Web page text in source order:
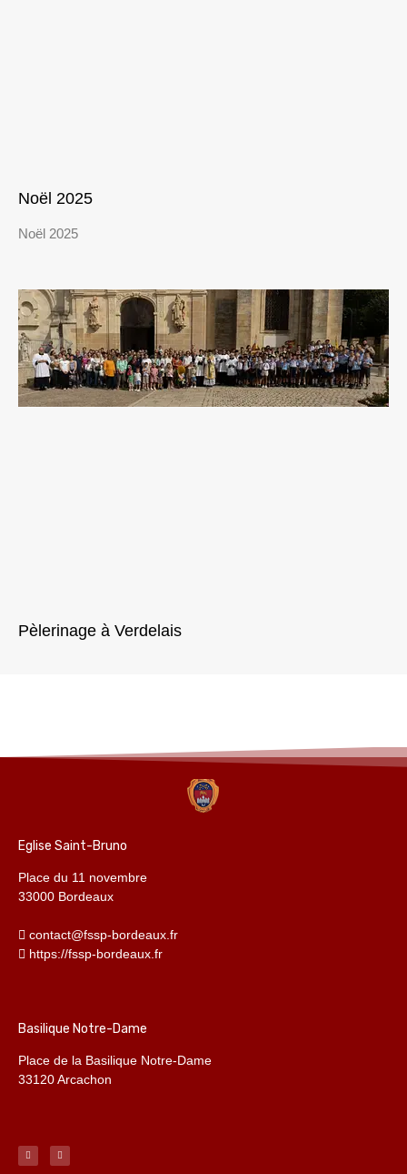
Noël 2025
Noël 2025
Pèlerinage à Verdelais
Eglise Saint-Bruno
Place du 11 novembre
33000 Bordeaux
contact@fssp-bordeaux.fr
https://fssp-bordeaux.fr
Basilique Notre-Dame
Place de la Basilique Notre-Dame
33120 Arcachon